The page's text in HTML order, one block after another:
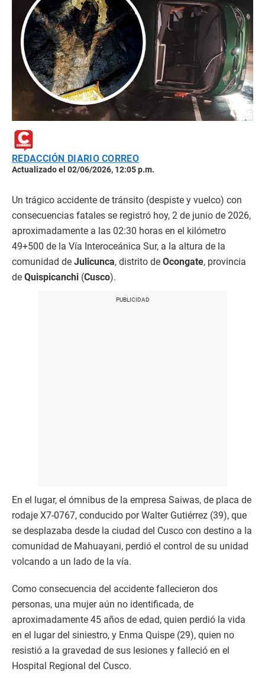
REDACCIÓN DIARIO CORREO
Actualizado el 02/06/2026, 12:05 p.m.
Un trágico accidente de tránsito (despiste y vuelco) con
consecuencias fatales se registró hoy, 2 de junio de 2026,
aproximadamente a las 02:30 horas en el kilómetro
49+500 de la Vía Interoceánica Sur, a la altura de la
comunidad de Julicunca, distrito de Ocongate, provincia
de Quispicanchi (Cusco).
En el lugar, el ómnibus de la empresa Saiwas, de placa de
rodaje X7-0767, conducido por Walter Gutiérrez (39), que
se desplazaba desde la ciudad del Cusco con destino a la
comunidad de Mahuayani, perdió el control de su unidad
volcando a un lado de la vía.
Como consecuencia del accidente fallecieron dos
personas, una mujer aún no identificada, de
aproximadamente 45 años de edad, quien perdió la vida
en el lugar del siniestro, y Enma Quispe (29), quien no
resistió a la gravedad de sus lesiones y falleció en el
Hospital Regional del Cusco.